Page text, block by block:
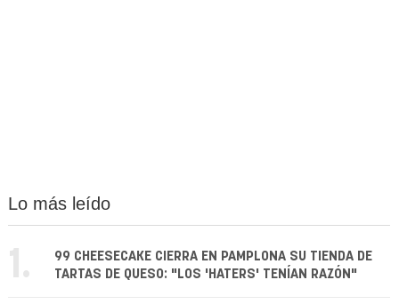
Lo más leído
1.
99 CHEESECAKE CIERRA EN PAMPLONA SU TIENDA DE
TARTAS DE QUESO: "LOS 'HATERS' TENÍAN RAZÓN"